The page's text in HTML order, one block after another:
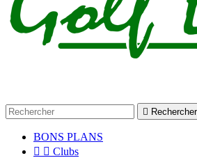
 Rechercher
BONS PLANS
  Clubs